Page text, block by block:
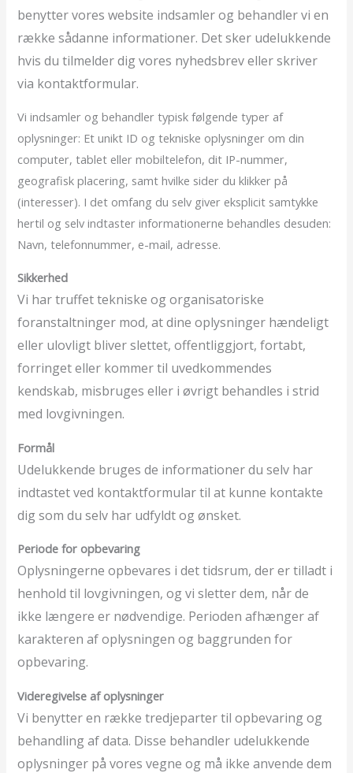
benytter vores website indsamler og behandler vi en
række sådanne informationer. Det sker udelukkende
hvis du tilmelder dig vores nyhedsbrev eller skriver
via kontaktformular.
Vi indsamler og behandler typisk følgende typer af
oplysninger: Et unikt ID og tekniske oplysninger om din
computer, tablet eller mobiltelefon, dit IP-nummer,
geografisk placering, samt hvilke sider du klikker på
(interesser). I det omfang du selv giver eksplicit samtykke
hertil og selv indtaster informationerne behandles desuden:
Navn, telefonnummer, e-mail, adresse.
Sikkerhed
Vi har truffet tekniske og organisatoriske
foranstaltninger mod, at dine oplysninger hændeligt
eller ulovligt bliver slettet, offentliggjort, fortabt,
forringet eller kommer til uvedkommendes
kendskab, misbruges eller i øvrigt behandles i strid
med lovgivningen.
Formål
Udelukkende bruges de informationer du selv har
indtastet ved kontaktformular til at kunne kontakte
dig som du selv har udfyldt og ønsket.
Periode for opbevaring
Oplysningerne opbevares i det tidsrum, der er tilladt i
henhold til lovgivningen, og vi sletter dem, når de
ikke længere er nødvendige. Perioden afhænger af
karakteren af oplysningen og baggrunden for
opbevaring.
Videregivelse af oplysninger
Vi benytter en række tredjeparter til opbevaring og
behandling af data. Disse behandler udelukkende
oplysninger på vores vegne og må ikke anvende dem